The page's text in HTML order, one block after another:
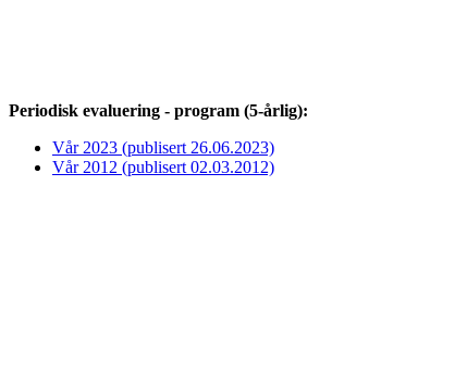
Periodisk evaluering - program (5-årlig):
Vår 2023 (publisert 26.06.2023)
Vår 2012 (publisert 02.03.2012)